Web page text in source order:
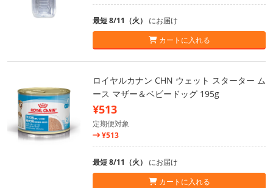
最短 8/11（火） にお届け
カートに入れる
ロイヤルカナン CHN ウェット スターター ム
ース マザー＆ベビードッグ 195g
¥513
定期便対象
¥513
最短 8/11（火） にお届け
カートに入れる